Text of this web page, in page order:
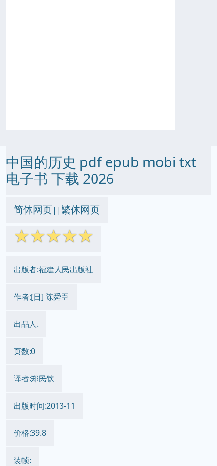
中国的历史 pdf epub mobi txt
电子书 下载 2026
简体网页||繁体网页
☆☆☆☆☆
出版者:福建人民出版社
作者:[日] 陈舜臣
出品人:
页数:0
译者:郑民钦
出版时间:2013-11
价格:39.8
装帧: